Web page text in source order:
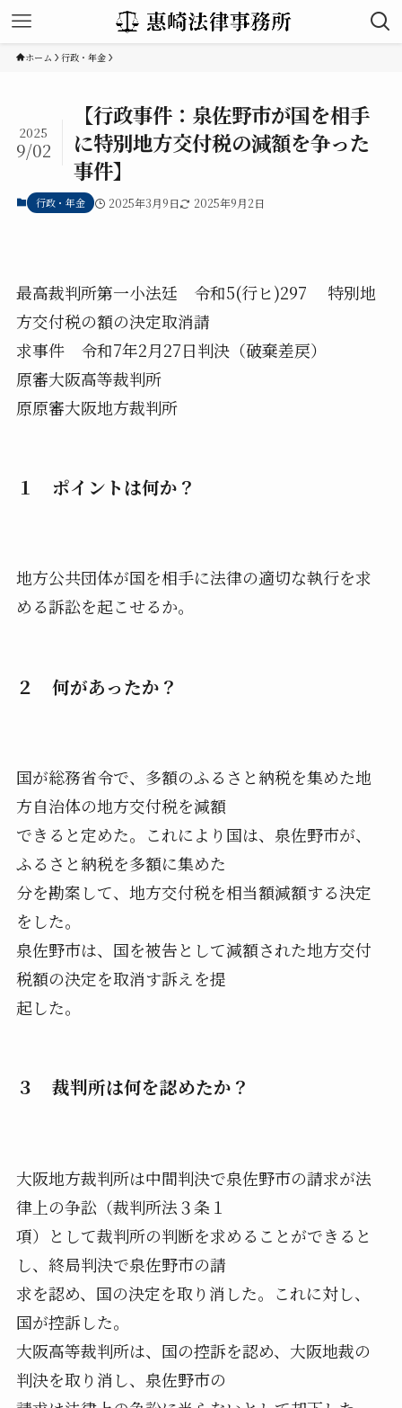
ホーム 行政・年金
【行政事件：泉佐野市が国を相手
に特別地方交付税の減額を争った
事件】
2025
9/02
行政・年金 2025年3月9日 2025年9月2日
最高裁判所第一小法廷 令和5(行ヒ)297 特別地
方交付税の額の決定取消請
求事件 令和7年2月27日判決（破棄差戻）
原審大阪高等裁判所
原原審大阪地方裁判所
１ ポイントは何か？
地方公共団体が国を相手に法律の適切な執行を求
める訴訟を起こせるか。
２ 何があったか？
国が総務省令で、多額のふるさと納税を集めた地
方自治体の地方交付税を減額
できると定めた。これにより国は、泉佐野市が、
ふるさと納税を多額に集めた
分を勘案して、地方交付税を相当額減額する決定
をした。
泉佐野市は、国を被告として減額された地方交付
税額の決定を取消す訴えを提
起した。
３ 裁判所は何を認めたか？
大阪地方裁判所は中間判決で泉佐野市の請求が法
律上の争訟（裁判所法３条１
項）として裁判所の判断を求めることができると
し、終局判決で泉佐野市の請
求を認め、国の決定を取り消した。これに対し、
国が控訴した。
大阪高等裁判所は、国の控訴を認め、大阪地裁の
判決を取り消し、泉佐野市の